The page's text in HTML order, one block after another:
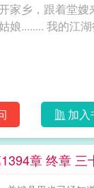
家乡，跟着堂
千姿百媚的姑娘........
加入
章 终章 三